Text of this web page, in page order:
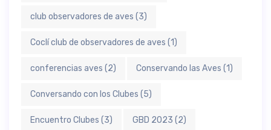
club observadores de aves (3)
Coclí club de observadores de aves (1)
conferencias aves (2) Conservando las Aves (1)
Conversando con los Clubes (5)
Encuentro Clubes (3) GBD 2023 (2)